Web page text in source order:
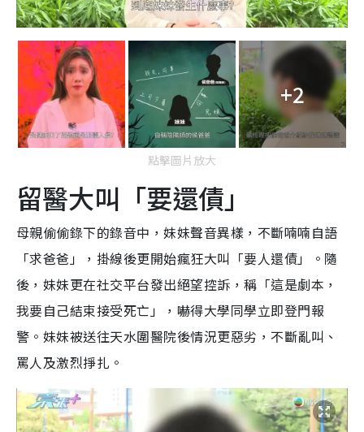
+2
點擊圖片放大
留醫大叫「要還債」
母親偷偷錄下的錄音中，妹妹聲音異樣，不斷喃喃自語
「求爸爸」，掛線後更開始瘋狂大叫「要人還債」。隨
後，妹妹更在社交平台發出絕望控訴，稱「這是劇本，
我要自己結束接受死亡」，嚇得大學同學立即登門報
警。妹妹被送往天水圍醫院後情況更惡劣，不斷亂叫、
罵人及激烈掙扎。